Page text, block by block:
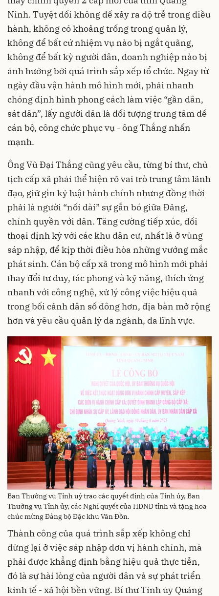
Ninh. Tuyệt đối không để xảy ra độ trễ trong điều
hành, không có khoảng trống trong quản lý,
không để bất cứ nhiệm vụ nào bị ngắt quãng,
không để bất kỳ người dân, doanh nghiệp nào bị
ảnh hưởng bởi quá trình sắp xếp tổ chức. Ngay từ
ngày đầu vận hành mô hình mới, phải nhanh
chóng định hình phong cách làm việc “gần dân,
sát dân”, lấy người dân là đối tượng trung tâm để
cán bộ, công chức phục vụ - ông Thắng nhấn
mạnh.
Ông Vũ Đại Thắng cũng yêu cầu, từng bí thư, chủ
tịch cấp xã phải thể hiện rõ vai trò trung tâm lãnh
đạo, giữ gìn kỷ luật hành chính nhưng đồng thời
phải là người “nối dài” sự gắn bó giữa Đảng,
chính quyền với dân. Tăng cường tiếp xúc, đối
thoại định kỳ với các khu dân cư, nhất là ở vùng
sáp nhập, để kịp thời điều hòa những vướng mắc
phát sinh. Cán bộ cấp xã trong mô hình mới phải
thay đổi tư duy, tác phong và kỹ năng, thích ứng
nhanh với công nghệ, xử lý công việc hiệu quả
trong bối cảnh dân số đông hơn, địa bàn mở rộng
hơn và yêu cầu quản lý đa ngành, đa lĩnh vực.
Ban Thường vụ Tỉnh uỷ trao các quyết định của Tỉnh ủy, Ban
Thường vụ Tỉnh ủy, các Nghị quyết của HĐND tỉnh và tặng hoa
chúc mừng Đảng bộ Đặc khu Vân Đồn.
Thành công của quá trình sắp xếp không chỉ
dừng lại ở việc sáp nhập đơn vị hành chính, mà
phải được khẳng định bằng hiệu quả thực tiễn,
đó là sự hài lòng của người dân và sự phát triển
kinh tế - xã hội bền vững. Bí thư Tỉnh ủy Quảng